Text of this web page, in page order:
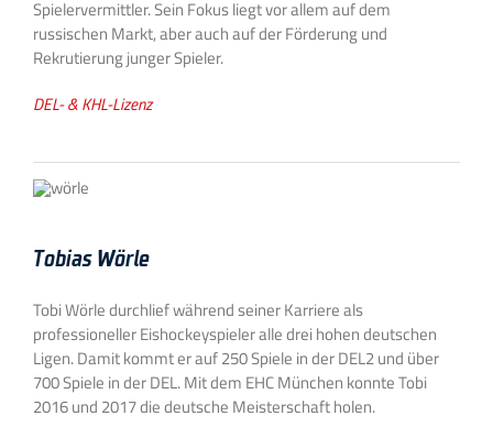
Spielervermittler. Sein Fokus liegt vor allem auf dem
russischen Markt, aber auch auf der Förderung und
Rekrutierung junger Spieler.
DEL- & KHL-Lizenz
Tobias Wörle
Tobi Wörle durchlief während seiner Karriere als
professioneller Eishockeyspieler alle drei hohen deutschen
Ligen. Damit kommt er auf 250 Spiele in der DEL2 und über
700 Spiele in der DEL. Mit dem EHC München konnte Tobi
2016 und 2017 die deutsche Meisterschaft holen.